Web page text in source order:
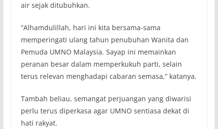
air sejak ditubuhkan.
“Alhamdulillah, hari ini kita bersama-sama
memperingati ulang tahun penubuhan Wanita dan
Pemuda UMNO Malaysia. Sayap ini memainkan
peranan besar dalam memperkukuh parti, selain
terus relevan menghadapi cabaran semasa,” katanya.
Tambah beliau, semangat perjuangan yang diwarisi
perlu terus diperkasa agar UMNO sentiasa dekat di
hati rakyat.